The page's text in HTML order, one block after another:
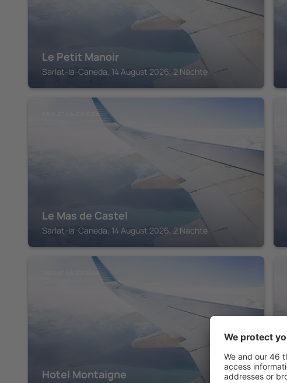
Le Petit Manoir
Sarlat-la-Caneda, 14 August 2026, 2 Nächte
SARLAT-LA-CANEDA
Le Mas de Castel
Sarlat-la-Caneda, 14 August 2026, 2 Nächte
SARLAT-LA-CANEDA
Hotel Montaigne